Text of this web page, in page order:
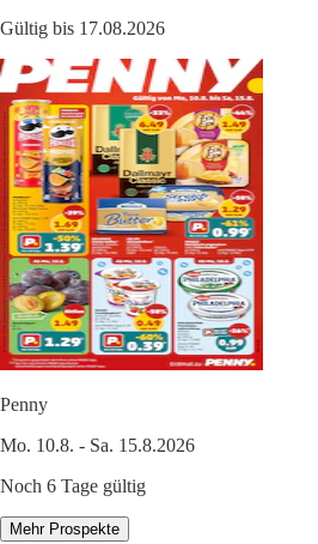
Gültig bis 17.08.2026
Penny
Mo. 10.8. - Sa. 15.8.2026
Noch 6 Tage gültig
Mehr Prospekte